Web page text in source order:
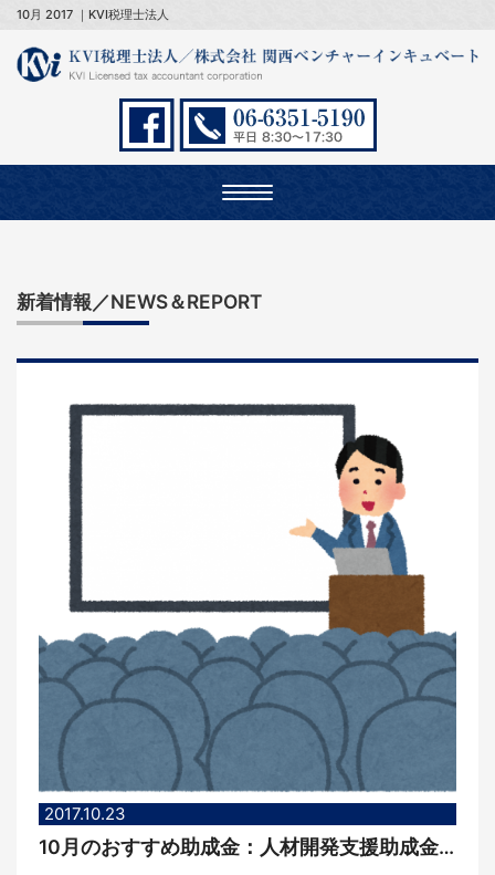
10月 2017 ｜KVI税理士法人
Toggle
navigation
新着情報／NEWS＆REPORT
2017.10.23
10月のおすすめ助成金：人材開発支援助成金（制度導入コース・教育訓練休暇制度）